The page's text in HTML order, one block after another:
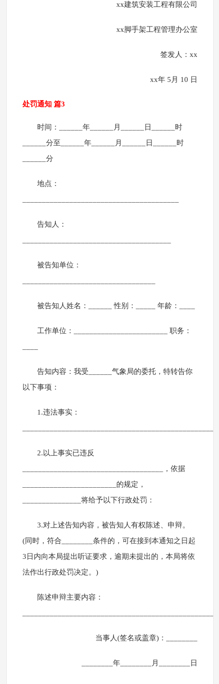
xx建筑安装工程有限公司
xx脚手架工程管理办公室
签发人：xx
xx年 5月 10 日
处罚通知 篇3
时间：______年______月______日______时
______分至______年______月______日______时
______分
地点：
告知人：
被告知单位：
被告知人姓名：______ 性别：_____ 年龄：____
工作单位：________________________ 职务：
告知内容：我受______气象局的委托，特转告你
以下事项：
1.违法事实：
2.以上事实已违反
____________________________________，依据
________________________的规定，
_______________将给予以下行政处罚：
3.对上述告知内容，被告知人有权陈述、申辩。
(同时，符合________条件的，可在接到本通知之日起
3日内向本局提出听证要求，逾期未提出的，本局将依
法作出行政处罚决定。)
陈述申辩主要内容：
当事人(签名或盖章)：________
________年________月________日